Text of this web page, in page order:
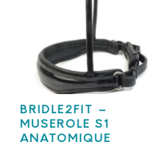
BRIDLE2FIT –
MUSEROLE S1
ANATOMIQUE